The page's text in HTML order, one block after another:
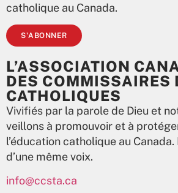
catholique au Canada.
S'ABONNER
L’ASSOCIATION
DES COMMISSAIRES
CATHOLIQUES
Vivifiés par la parole de Dieu et
veillons à promouvoir et à
l’éducation catholique au
d’une même voix.
info@ccsta.ca